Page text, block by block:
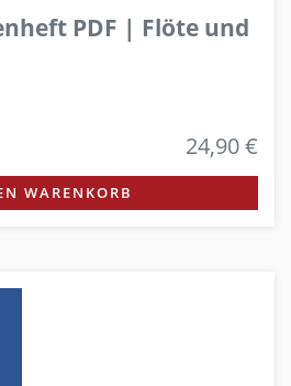
PDF | Flöte und
24,90 €
WARENKORB